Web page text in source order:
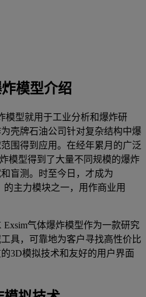
模型介绍
模型就用于工业分析和爆炸研
壳牌石油公司针对复杂结构中爆
围得到应用。在经年累月的广泛
模型得到了大量不同规模的爆炸
盲测。时至今日，才成为
主力模块之一，用作商业用
气体爆炸模型作为一款研究
具，可靠地为客户寻找高性价比
3D模拟技术和友好的用户界面